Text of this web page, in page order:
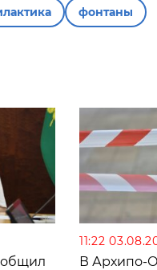
фонтаны
11:22
В Архипо-